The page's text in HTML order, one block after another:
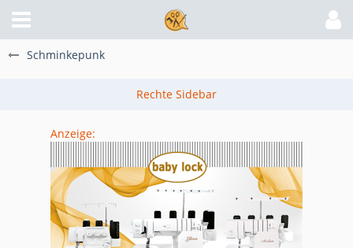
Schminkepunk
Anzeige: